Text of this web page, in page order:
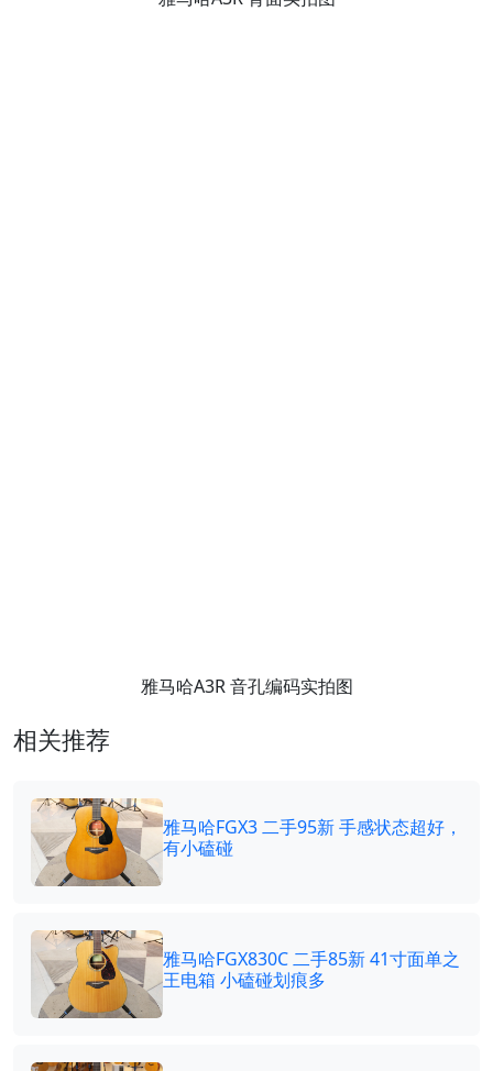
雅马哈A3R 音孔编码实拍图
相关推荐
雅马哈FGX3 二手95新 手感状态超好，
有小磕碰
雅马哈FGX830C 二手85新 41寸面单之
王电箱 小磕碰划痕多